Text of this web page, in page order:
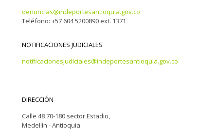
denuncias@indeportesantioquia.gov.co
Teléfono: +57 604 5200890 ext. 1371
NOTIFICACIONES JUDICIALES
notificacionesjudiciales@indeportesantioquia.gov.co
DIRECCIÓN
Calle 48 70-180 sector Estadio,
Medellín - Antioquia